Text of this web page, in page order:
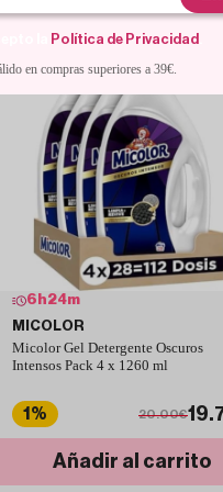
6 h24m
MICOLOR
Micolor Gel Detergente Oscuros
Intensos Pack 4 x 1260 ml
1% 20.00€
Añadir al carrito
Política de Privacidad
en compras superiores a 39€.